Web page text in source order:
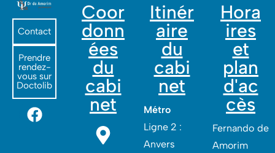
Contact
Prendre
rendez-
vous sur
Doctolib
Coor
donn
ées
du
cabi
net
Itinér
aire
du
cabi
net
Métro
Ligne 2 :
Anvers
Hora
ires
et
plan
d'ac
cès
Fernando de
Amorim